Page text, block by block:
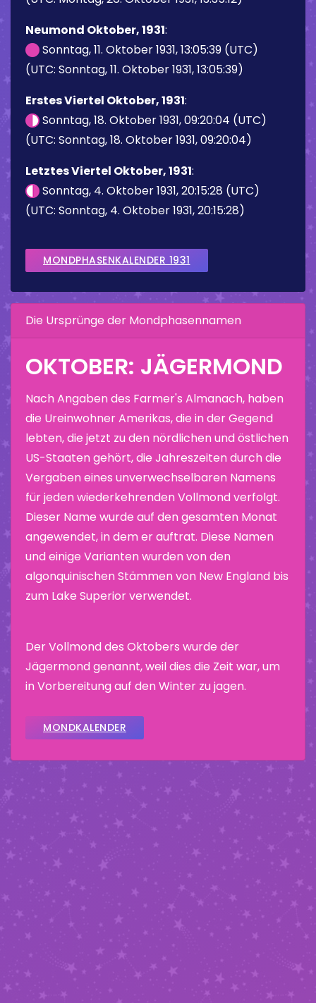
Neumond Oktober, 1931:
Sonntag, 11. Oktober 1931, 13:05:39 (UTC)
(UTC: Sonntag, 11. Oktober 1931, 13:05:39)
Erstes Viertel Oktober, 1931:
Sonntag, 18. Oktober 1931, 09:20:04 (UTC)
(UTC: Sonntag, 18. Oktober 1931, 09:20:04)
Letztes Viertel Oktober, 1931:
Sonntag, 4. Oktober 1931, 20:15:28 (UTC)
(UTC: Sonntag, 4. Oktober 1931, 20:15:28)
MONDPHASENKALENDER 1931
Die Ursprünge der Mondphasennamen
OKTOBER: JÄGERMOND
Nach Angaben des Farmer's Almanach, haben
die Ureinwohner Amerikas, die in der Gegend
lebten, die jetzt zu den nördlichen und östlichen
US-Staaten gehört, die Jahreszeiten durch die
Vergaben eines unverwechselbaren Namens
für jeden wiederkehrenden Vollmond verfolgt.
Dieser Name wurde auf den gesamten Monat
angewendet, in dem er auftrat. Diese Namen
und einige Varianten wurden von den
algonquinischen Stämmen von New England bis
zum Lake Superior verwendet.
Der Vollmond des Oktobers wurde der
Jägermond genannt, weil dies die Zeit war, um
in Vorbereitung auf den Winter zu jagen.
MONDKALENDER